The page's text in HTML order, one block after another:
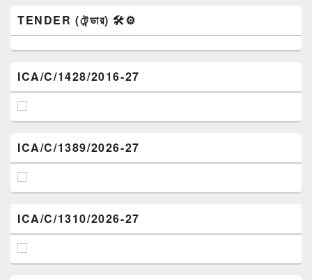
TENDER (টেন্ডার) 🛠️⚙️
ICA/C/1428/2016-27
ICA/C/1389/2026-27
ICA/C/1310/2026-27